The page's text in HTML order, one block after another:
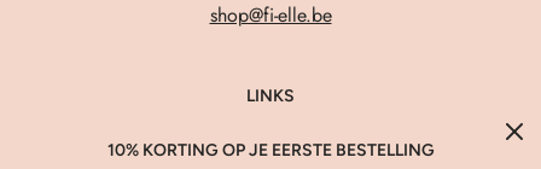
shop@fi-elle.be
LINKS
About Us
10% KORTING OP JE EERSTE BESTELLING